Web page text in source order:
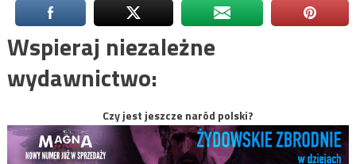
Wspieraj niezależne
wydawnictwo:
Czy jest jeszcze naród polski?